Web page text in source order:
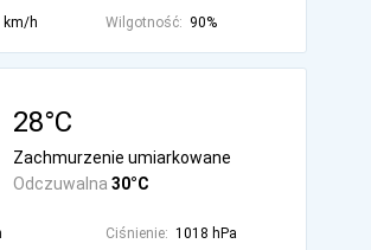
km/h Wilgotność: 90%
28°C
Odczuwalna 30°C
Zachmurzenie umiarkowane
Ciśnienie: 1018 hPa